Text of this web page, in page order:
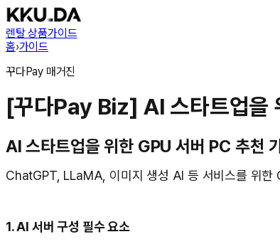
렌탈 상품가이드
홈›가이드
꾸다Pay 매거진
[꾸다Pay Biz] AI 스타트업을
AI 스타트업을 위한 GPU 서버 PC 추천
ChatGPT, LLaMA, 이미지 생성 AI 등 서비스를 위한
1. AI 서버 구성 필수 요소